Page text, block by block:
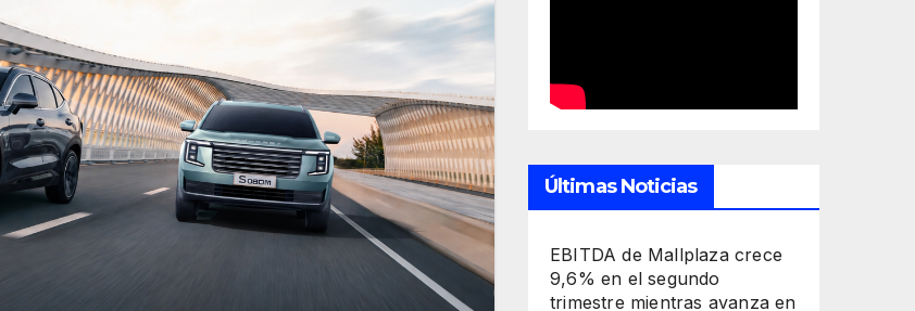
Últimas Noticias
EBITDA de Mallplaza crece
9,6% en el segundo
trimestre mientras avanza en